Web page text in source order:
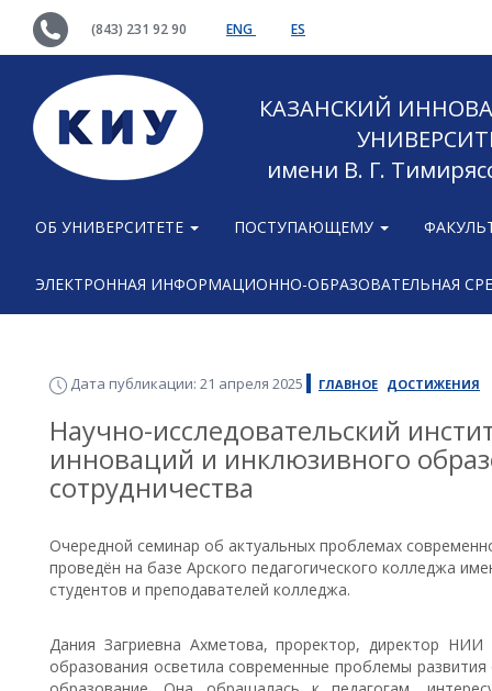
(843) 231 92 90 ENG ES
КАЗАНСКИЙ
имени В. Г.
ОБ УНИВЕРСИТЕТЕ ПОСТУПАЮЩЕМУ
ЭЛЕКТРОННАЯ ИНФОРМАЦИОННО-ОБРАЗОВАТЕЛЬНАЯ
Дата публикации: 21 апреля 2025 ГЛАВНОЕ ДОСТИЖЕНИЯ
Научно-исследовательский
инноваций и инклюзивного
сотрудничества
Очередной семинар об актуальных проблемах
проведён на базе Арского педагогического колледжа
студентов и преподавателей колледжа.
Дания Загриевна Ахметова, проректор, директор НИИ
образования осветила современные проблемы